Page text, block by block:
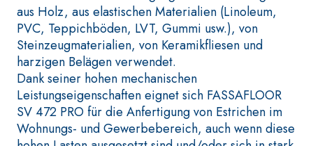
aus Holz, aus elastischen Materialien (Linoleum,
PVC, Teppichböden, LVT, Gummi usw.), von
Steinzeugmaterialien, von Keramikfliesen und
harzigen Belägen verwendet.
Dank seiner hohen mechanischen
Leistungseigenschaften eignet sich FASSAFLOOR
SV 472 PRO für die Anfertigung von Estrichen im
Wohnungs- und Gewerbebereich, auch wenn diese
BETONINSTANDSETZUNGS-
SYSTEM
THIXOTROPE PRODUKTE
GEOACTIVE R4 40
Polymermodifizierter,
thixotroper und
FASSAFLOOR